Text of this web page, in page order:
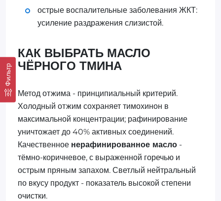
Фильтр
острые воспалительные заболевания ЖКТ:
усиление раздражения слизистой.
КАК ВЫБРАТЬ МАСЛО
ЧЁРНОГО ТМИНА
Метод отжима - принципиальный критерий.
Холодный отжим сохраняет тимохинон в
максимальной концентрации; рафинирование
уничтожает до 40% активных соединений.
Качественное нерафинированное масло-
тёмно-коричневое, с выраженной горечью и
острым пряным запахом. Светлый нейтральный
по вкусу продукт - показатель высокой степени
очистки.